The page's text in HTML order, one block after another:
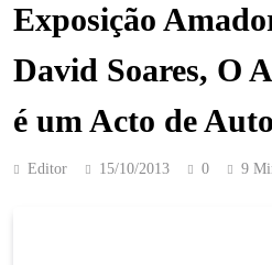
Exposição
David Soares, O
é um Acto de
Editor 15/10/2013 0 9